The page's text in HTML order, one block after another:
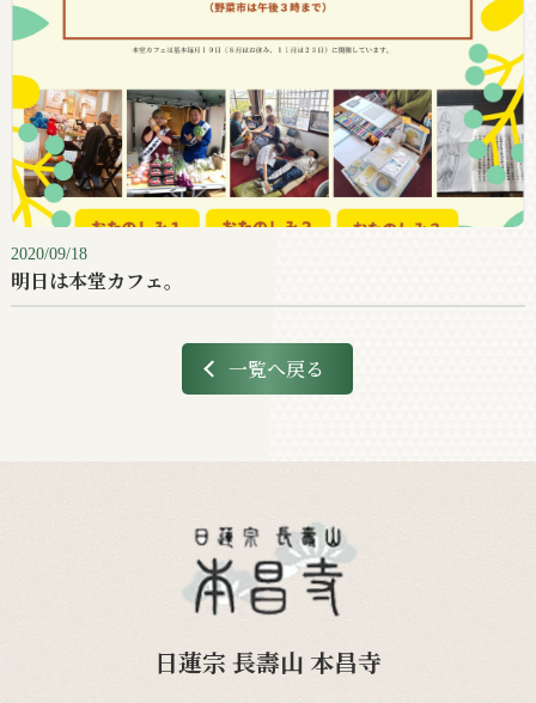
2020/09/18
明日は本堂カフェ。
一覧へ戻る
日蓮宗 長壽山 本昌寺